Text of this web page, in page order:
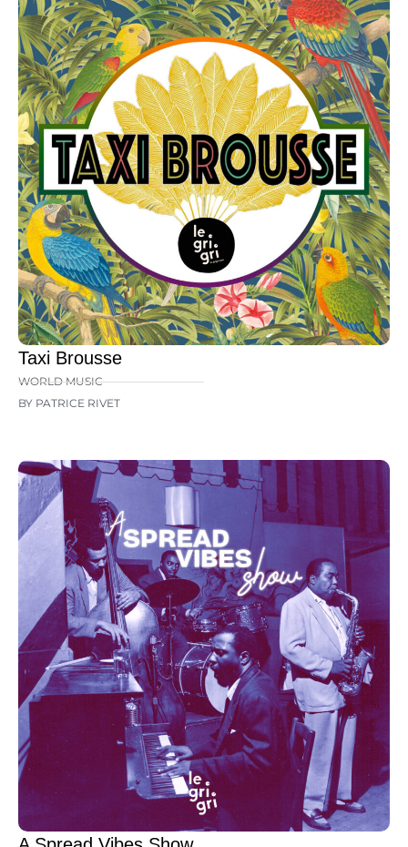
Taxi Brousse
WORLD MUSIC
BY PATRICE RIVET